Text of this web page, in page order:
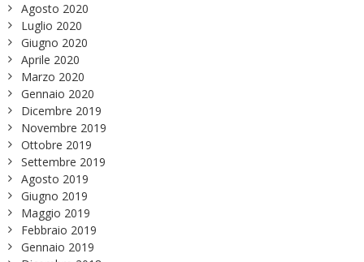
Agosto 2020
Luglio 2020
Giugno 2020
Aprile 2020
Marzo 2020
Gennaio 2020
Dicembre 2019
Novembre 2019
Ottobre 2019
Settembre 2019
Agosto 2019
Giugno 2019
Maggio 2019
Febbraio 2019
Gennaio 2019